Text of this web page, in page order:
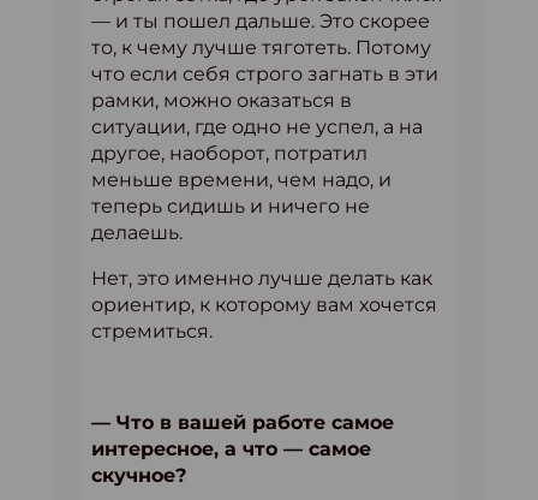
— и ты пошел дальше. Это скорее
то, к чему лучше тяготеть. Потому
что если себя строго загнать в эти
рамки, можно оказаться в
ситуации, где одно не успел, а на
другое, наоборот, потратил
меньше времени, чем надо, и
теперь сидишь и ничего не
делаешь.
Нет, это именно лучше делать как
ориентир, к которому вам хочется
стремиться.
— Что в вашей работе самое
интересное, а что — самое
скучное?